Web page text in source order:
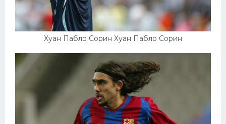
Хуан Пабло Сорин Хуан Пабло Сорин